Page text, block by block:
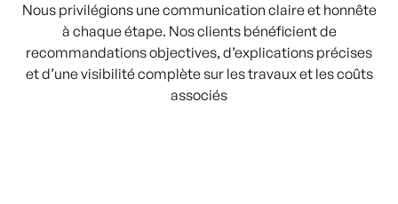
Nous privilégions une communication claire et honnête
à chaque étape. Nos clients bénéficient de
recommandations objectives, d’explications précises
et d’une visibilité complète sur les travaux et les coûts
associés